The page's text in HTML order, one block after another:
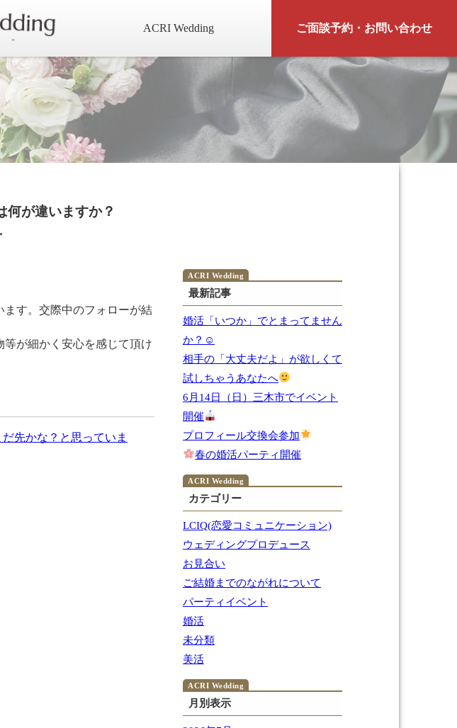
ACRI Wedding ご面談予約・お問い合わせ
何が違いますか？
す。交際中のフォローが結
が細かく安心を感じて頂け
先かな？と思っていま
最新記事
婚活「いつか」でとまってません
か？☺
相手の「大丈夫だよ」が欲しくて
試しちゃうあなたへ
6月14日（日）三木市でイベント
開催
プロフィール交換会参加
春の婚活パーティ開催
カテゴリー
LCIQ(恋愛コミュニケーション)
ウェディングプロデュース
お見合い
ご結婚までのながれについて
パーティイベント
婚活
未分類
美活
月別表示